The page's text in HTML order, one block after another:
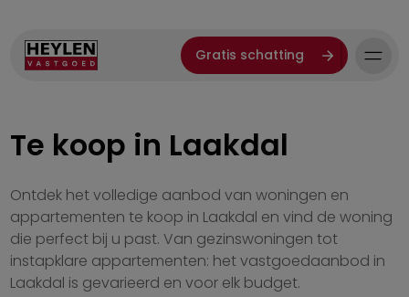
Gratis schatting
Te koop in Laakdal
Ontdek het volledige aanbod van woningen en
appartementen te koop in Laakdal en vind de woning
die perfect bij u past. Van gezinswoningen tot
instapklare appartementen: het vastgoedaanbod in
Laakdal is gevarieerd en voor elk budget.